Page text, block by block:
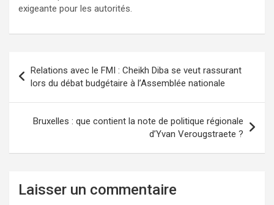
exigeante pour les autorités.
Relations avec le FMI : Cheikh Diba se veut rassurant
lors du débat budgétaire à l’Assemblée nationale
Bruxelles : que contient la note de politique régionale
d’Yvan Verougstraete ?
Laisser un commentaire